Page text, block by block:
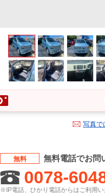
写真で
無料 無料電話でお問
0078-
※IP電話、ひかり電話からはご利用